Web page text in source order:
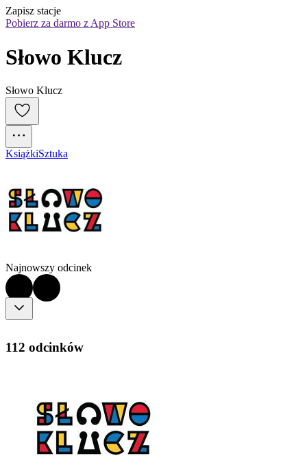
Zapisz stacje
Pobierz za darmo z App Store
Słowo Klucz
Słowo Klucz
KsiążkiSztuka
Najnowszy odcinek
112 odcinków